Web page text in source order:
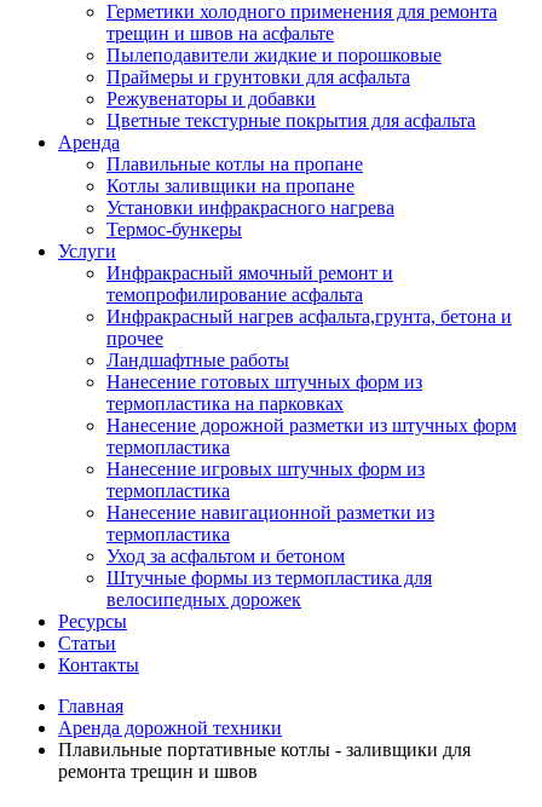
Герметики холодного применения для ремонта
трещин и швов на асфальте
Пылеподавители жидкие и порошковые
Праймеры и грунтовки для асфальта
Режувенаторы и добавки
Цветные текстурные покрытия для асфальта
Аренда
Плавильные котлы на пропане
Котлы заливщики на пропане
Установки инфракрасного нагрева
Термос-бункеры
Услуги
Инфракрасный ямочный ремонт и
темопрофилирование асфальта
Инфракрасный нагрев асфальта,грунта, бетона и
прочее
Ландшафтные работы
Нанесение готовых штучных форм из
термопластика на парковках
Нанесение дорожной разметки из штучных форм
термопластика
Нанесение игровых штучных форм из
термопластика
Нанесение навигационной разметки из
термопластика
Уход за асфальтом и бетоном
Штучные формы из термопластика для
велосипедных дорожек
Ресурсы
Статьи
Контакты
Главная
Аренда дорожной техники
Плавильные портативные котлы - заливщики для
ремонта трещин и швов